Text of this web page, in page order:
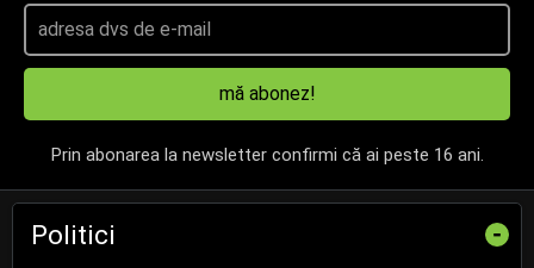
mă abonez!
Prin abonarea la newsletter confirmi că ai peste 16 ani.
Politici -